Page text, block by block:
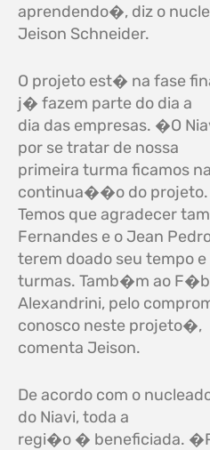
aprendendo�, diz o
Jeison Schneider.
O projeto est� na fase
j� fazem parte do dia a
dia das empresas. �O
por se tratar de nossa
primeira turma ficamos
continua��o do projeto.
Temos que agradecer
Fernandes e o Jean
terem doado seu tempo
turmas. Tamb�m ao
Alexandrini, pelo
conosco neste projeto�,
comenta Jeison.
De acordo com o
do Niavi, toda a
regi�o � beneficiada.